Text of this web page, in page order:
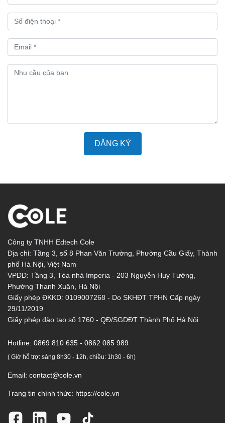
ĐĂNG KÝ
Công ty TNHH Edtech Cole
Địa chỉ: Tầng 3, số 8 Phan Văn Trường, Phường Cầu Giấy, Thành
phố Hà Nội, Việt Nam
VPĐD: Tầng 3, Tòa nhà Imperia - 203 Nguyễn Huy Tưởng,
Phường Thanh Xuân, Hà Nội
Giấy phép ĐKKD: 0109007268 - Do SKHĐT TPHN Cấp ngày
29/11/2019
Giấy phép đào tạo số 1760 - QĐ/SGDĐT Thành Phố Hà Nội
Hotline: 0869 810 635 - 0862 085 989
( Giờ hỗ trợ: sáng 8h30 - 12h, chiều: 1h30 - 6h)
Email: contact@cole.vn
Trang tin chính thức: https://cole.vn